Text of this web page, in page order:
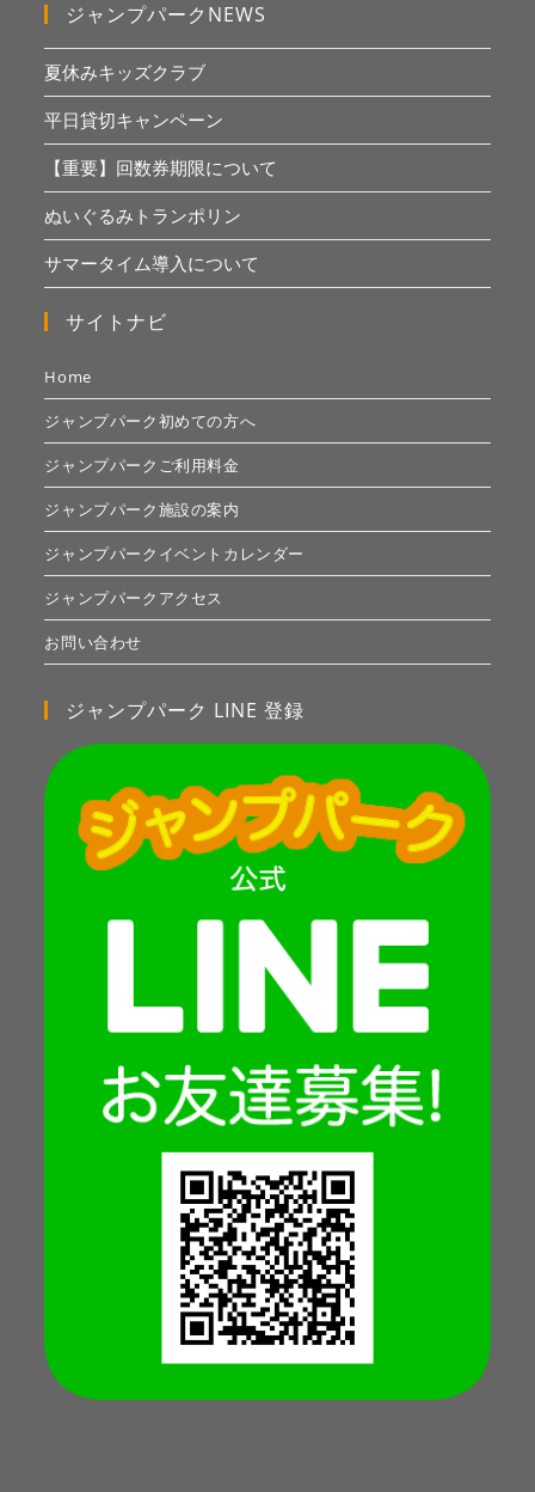
ジャンプパークNEWS
夏休みキッズクラブ
平日貸切キャンペーン
【重要】回数券期限について
ぬいぐるみトランポリン
サマータイム導入について
サイトナビ
Home
ジャンプパーク初めての方へ
ジャンプパークご利用料金
ジャンプパーク施設の案内
ジャンプパークイベントカレンダー
ジャンプパークアクセス
お問い合わせ
ジャンプパーク LINE 登録